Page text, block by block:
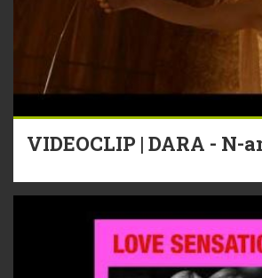
VIDEOCLIP | DARA - N-